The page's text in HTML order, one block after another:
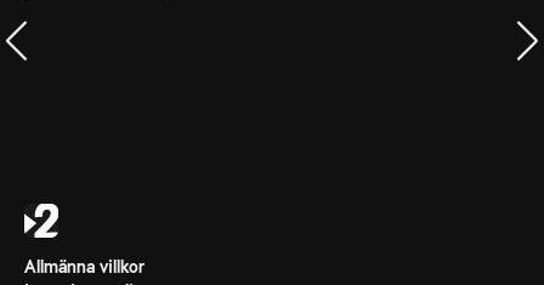
Allmänna villkor